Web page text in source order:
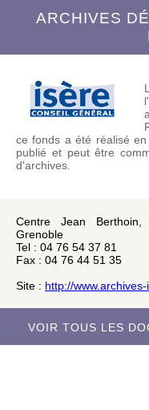
ARCHIVES
ce fonds a été réalisé
publié et peut être
d'archives.
Centre Jean Berthoin,
Grenoble
Tel : 04 76 54 37 81
Fax : 04 76 44 51 35
Site : http://
VOIR TOUS LES